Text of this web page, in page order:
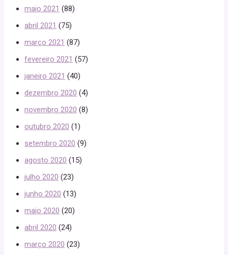
maio 2021 (88)
abril 2021 (75)
março 2021 (87)
fevereiro 2021 (57)
janeiro 2021 (40)
dezembro 2020 (4)
novembro 2020 (8)
outubro 2020 (1)
setembro 2020 (9)
agosto 2020 (15)
julho 2020 (23)
junho 2020 (13)
maio 2020 (20)
abril 2020 (24)
março 2020 (23)